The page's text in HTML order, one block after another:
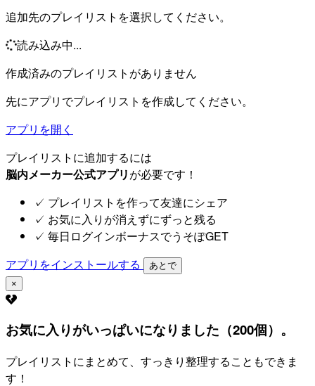
追加先のプレイリストを選択してください。
読み込み中...
作成済みのプレイリストがありません
先にアプリでプレイリストを作成してください。
アプリを開く
プレイリストに追加するには
脳内メーカー公式アプリが必要です！
✓ プレイリストを作って友達にシェア
✓ お気に入りが消えずにずっと残る
✓ 毎日ログインボーナスでうそぽGET
アプリをインストールする
あとで
×
お気に入りがいっぱいになりました（200個）。
プレイリストにまとめて、すっきり整理することもできま
す！